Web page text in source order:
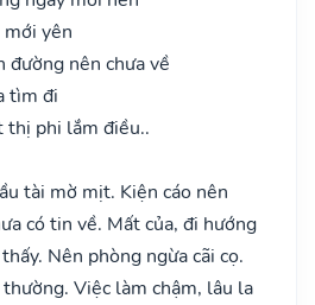
mới yên
đường nên chưa về
tìm đi
phi lắm điều..
tài mờ mịt. Kiện cáo nên
có tin về. Mất của, đi hướng
Nên phòng ngừa cãi cọ.
Việc làm chậm, lâu la